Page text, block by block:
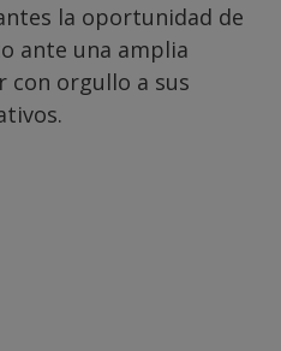
la oportunidad de
ante una amplia
con orgullo a sus